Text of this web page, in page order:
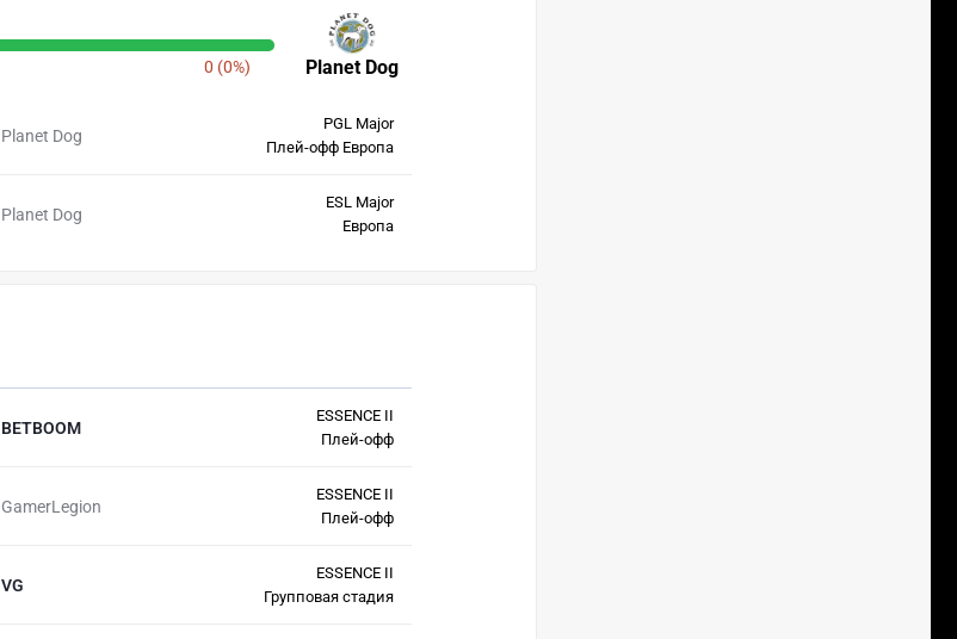
Planet Dog
0 (0%)
Planet Dog
PGL Major
Плей-офф Европа
Planet Dog
ESL Major
Европа
BETBOOM
ESSENCE II
Плей-офф
GamerLegion
ESSENCE II
Плей-офф
VG
ESSENCE II
Групповая стадия